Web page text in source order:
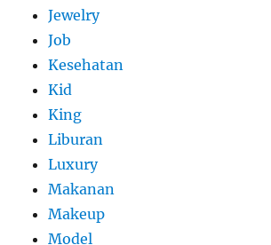
Jewelry
Job
Kesehatan
Kid
King
Liburan
Luxury
Makanan
Makeup
Model